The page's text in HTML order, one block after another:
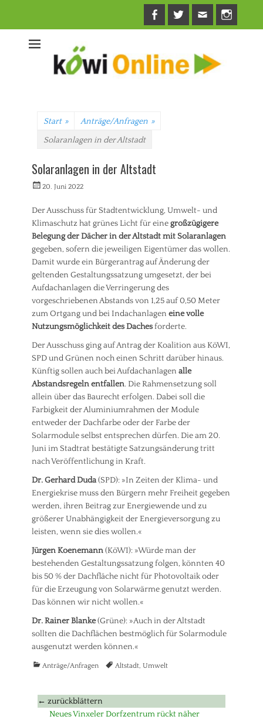
Facebook
Twitter
Mail
Start » Anträge/Anfragen »
Solaranlagen in der Altstadt
Solaranlagen in der Altstadt
Veröffentlicht
20. Juni 2022
Der Ausschuss für Stadtentwicklung, Umwelt- und
Klimaschutz hat grünes Licht für einegroßzügigere
Belegung der Dächer in der Altstadt mit Solaranlagen
gegeben, sofern die jeweiligen Eigentümer das wollen.
Damit wurde ein Bürgerantrag auf Änderung der
geltenden Gestaltungssatzung umgesetzt, der bei
Aufdachanlagen die Verringerung des
vorgeschriebenen Abstands von 1,25 auf 0,50 Meter
zum Ortgang und bei In­dachanlagen eine volle
Nutzungsmöglichkeit des Dachesforderte.
Der Ausschuss ging auf Antrag der Koalition aus KöWI,
SPD und Grünen noch einen Schritt darüber hinaus.
Künftig sollen auch bei Aufdachanlagen alle
Abstandsregeln entfallen. Die Rahmensetzung soll
allein über das Baurecht erfolgen. Dabei soll die
Farbigkeit der Aluminiumrahmen der Module
entweder der Dachfarbe oder der Farbe der
Solarmodule selbst entsprechen dürfen. Die am 20.
Juni im Stadtrat bestätigte Satzungsänderung tritt
nach Veröffentlichung in Kraft.
Dr. Gerhard Duda(SPD): »In Zeiten der Klima- und
Energiekrise muss den Bürgern mehr Freiheit gegeben
werden, ihren Beitrag zur Energiewende und zu
größerer Unabhängigkeit der Energieversorgung zu
leisten, wenn sie dies wollen.«
Jürgen Koenemann(KöWI): »Würde man der
bestehenden Gestaltungssatzung folgen, könnten 40
bis 50 % der Dachfläche nicht für Photovoltaik oder
für die Erzeugung von Solarwärme genutzt werden.
Das können wir nicht wollen.«
Dr. Rainer Blanke(Grüne): »Auch in der Altstadt
sollten die Dachflächen bestmöglich für Solarmodule
ausgenutzt werden können.«
Kategorien
Anträge/Anfragen TagsAltstadt, Umwelt
Beitragsnavigation
← zurückblättern
Vorheriger
Neues Vinxeler Dorfzentrum rückt näher